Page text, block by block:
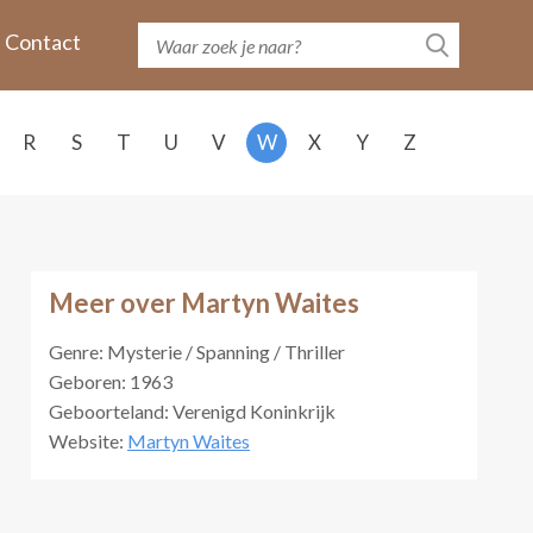
Contact
R S T U V W X Y Z
Meer over Martyn Waites
Genre: Mysterie / Spanning / Thriller
Geboren: 1963
Geboorteland: Verenigd Koninkrijk
Website: Martyn Waites